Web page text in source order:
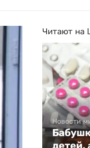
Читают на
Новости
детей,